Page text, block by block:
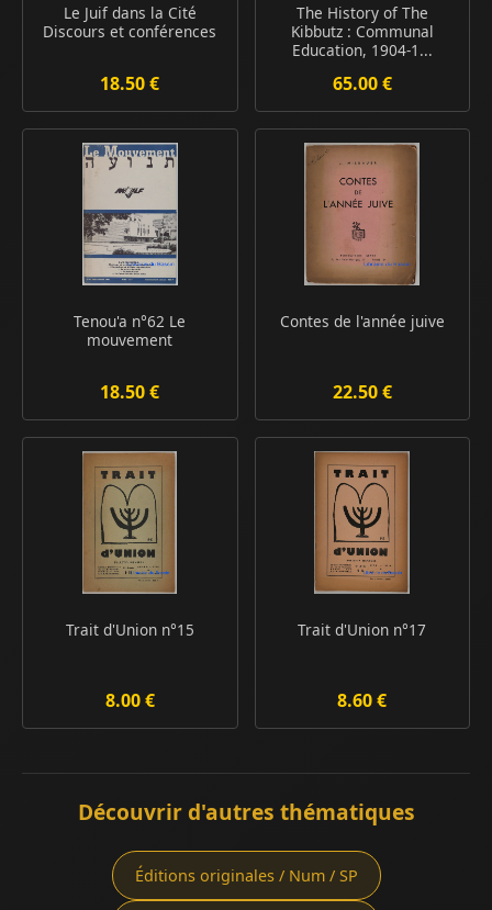
Le Juif dans la Cité
Discours et conférences
18.50 €
The History of The
Kibbutz : Communal
Education, 1904-1...
65.00 €
Tenou'a n°62 Le
mouvement
18.50 €
Contes de l'année juive
22.50 €
Trait d'Union n°15
8.00 €
Trait d'Union n°17
8.60 €
Découvrir d'autres thématiques
Éditions originales / Num / SP